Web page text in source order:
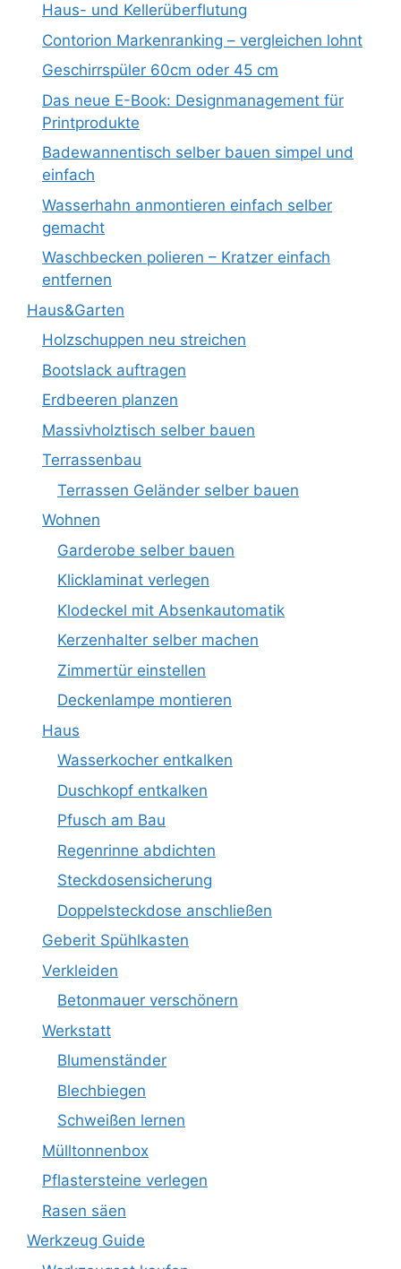
Haus- und Kellerüberflutung
Contorion Markenranking – vergleichen lohnt
Geschirrspüler 60cm oder 45 cm
Das neue E-Book: Designmanagement für
Printprodukte
Badewannentisch selber bauen simpel und
einfach
Wasserhahn anmontieren einfach selber
gemacht
Waschbecken polieren – Kratzer einfach
entfernen
Haus&Garten
Holzschuppen neu streichen
Bootslack auftragen
Erdbeeren planzen
Massivholztisch selber bauen
Terrassenbau
Terrassen Geländer selber bauen
Wohnen
Garderobe selber bauen
Klicklaminat verlegen
Klodeckel mit Absenkautomatik
Kerzenhalter selber machen
Zimmertür einstellen
Deckenlampe montieren
Haus
Wasserkocher entkalken
Duschkopf entkalken
Pfusch am Bau
Regenrinne abdichten
Steckdosensicherung
Doppelsteckdose anschließen
Geberit Spühlkasten
Verkleiden
Betonmauer verschönern
Werkstatt
Blumenständer
Blechbiegen
Schweißen lernen
Mülltonnenbox
Pflastersteine verlegen
Rasen säen
Werkzeug Guide